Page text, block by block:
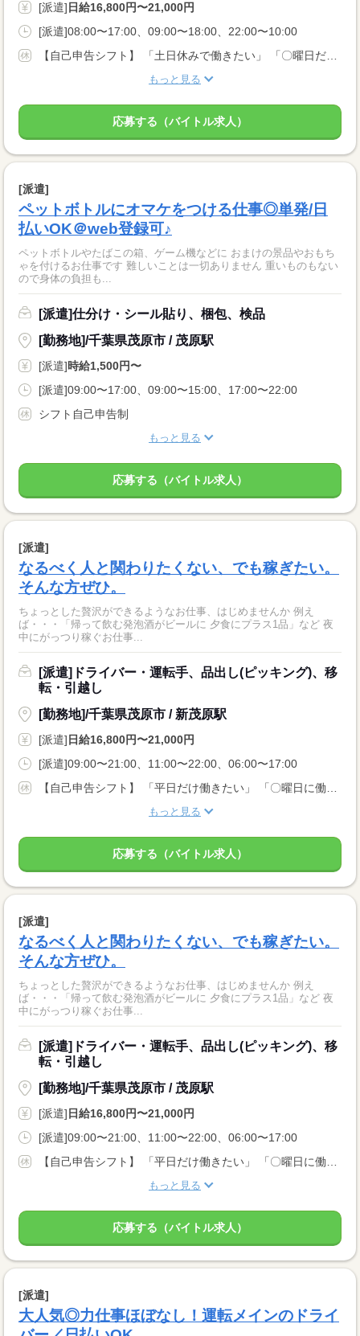
[派遣] 日給16,800円〜21,000円
[派遣]08:00〜17:00、09:00〜18:00、22:00〜10:00
【自己申告シフト】 「土日休みで働きたい」 「〇曜日だけ働きたい」 働きたい日は事前に選べます。 お休み希望の曜日・時間についても 面談の際に教えてくださいね。 ※こちらは中型以上のお仕事の例です
もっと見る
応募する（バイトル求人）
[派遣]
ペットボトルにオマケをつける仕事◎単発/日
払いOK＠web登録可♪
ペットボトルやたばこの箱、ゲーム機などに おまけの景品やおもち
ゃを付けるお仕事です 難しいことは一切ありません 重いものもない
ので身体の負担も...
[派遣]仕分け・シール貼り、梱包、検品
[勤務地]/千葉県茂原市 / 茂原駅
[派遣]時給1,500円〜
[派遣]09:00〜17:00、09:00〜15:00、17:00〜22:00
シフト自己申告制
もっと見る
応募する（バイトル求人）
[派遣]
なるべく人と関わりたくない、でも稼ぎたい。
そんな方ぜひ。
ちょっとした贅沢ができるようなお仕事、はじめませんか 例え
ば・・・「帰って飲む発泡酒がビールに 夕食にプラス1品」など 夜
中にがっつり稼ぐお仕事...
[派遣]ドライバー・運転手、品出し(ピッキング)、移
転・引越し
[勤務地]/千葉県茂原市 / 新茂原駅
[派遣] 日給16,800円〜21,000円
[派遣]09:00〜21:00、11:00〜22:00、06:00〜17:00
【自己申告シフト】 「平日だけ働きたい」 「〇曜日に働きたい」 など、働き方は自分で選べます。 曜日・時間についてのご希望も 面談の際に教えてくださいね。 ※こちらは中型以上のお仕事の例です
もっと見る
応募する（バイトル求人）
[派遣]
なるべく人と関わりたくない、でも稼ぎたい。
そんな方ぜひ。
ちょっとした贅沢ができるようなお仕事、はじめませんか 例え
ば・・・「帰って飲む発泡酒がビールに 夕食にプラス1品」など 夜
中にがっつり稼ぐお仕事...
[派遣]ドライバー・運転手、品出し(ピッキング)、移
転・引越し
[勤務地]/千葉県茂原市 / 茂原駅
[派遣] 日給16,800円〜21,000円
[派遣]09:00〜21:00、11:00〜22:00、06:00〜17:00
【自己申告シフト】 「平日だけ働きたい」 「〇曜日に働きたい」 など、働き方は自分で選べます。 曜日・時間についてのご希望も 面談の際に教えてくださいね。 ※こちらは中型以上のお仕事の例です
もっと見る
応募する（バイトル求人）
[派遣]
大人気◎力仕事ほぼなし！運転メインのドライ